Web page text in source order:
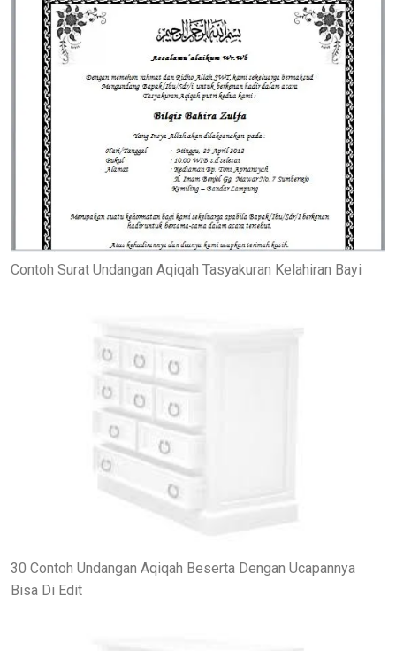
Contoh Surat Undangan Aqiqah Tasyakuran Kelahiran Bayi
30 Contoh Undangan Aqiqah Beserta Dengan Ucapannya
Bisa Di Edit